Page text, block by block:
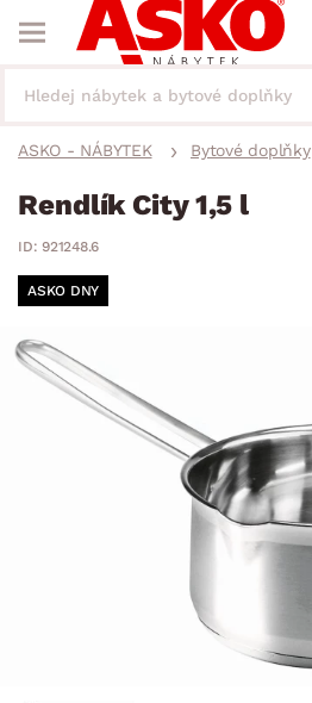
ASKO - NÁBYTEK Bytové doplňky
Rendlík City 1,5 l
ID: 921248.6
ASKO DNY